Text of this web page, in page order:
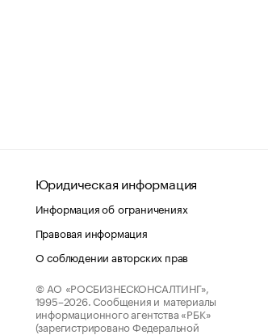
Юридическая информация
Информация об ограничениях
Правовая информация
О соблюдении авторских прав
© АО «РОСБИЗНЕСКОНСАЛТИНГ»,
1995–2026. Сообщения и материалы
информационного агентства «РБК»
(зарегистрировано Федеральной